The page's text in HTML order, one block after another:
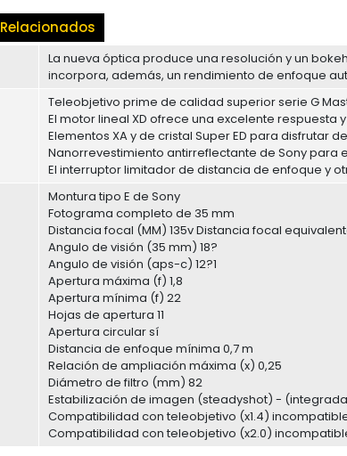
Relacionados
La nueva óptica produce una resolución y un
incorpora, además, un rendimiento de enfoque
Teleobjetivo prime de calidad superior serie G
El motor lineal XD ofrece una excelente
Elementos XA y de cristal Super ED para disfrutar
Nanorrevestimiento antirreflectante de Sony para
El interruptor limitador de distancia de enfoque y
Montura tipo E de Sony
Fotograma completo de 35 mm
Distancia focal (MM) 135v Distancia focal
Angulo de visión (35 mm) 18?
Angulo de visión (aps-c) 12?1
Apertura máxima (f) 1,8
Apertura mínima (f) 22
Hojas de apertura 11
Apertura circular sí
Distancia de enfoque mínima 0,7 m
Relación de ampliación máxima (x) 0,25
Diámetro de filtro (mm) 82
Estabilización de imagen (steadyshot) -
Compatibilidad con teleobjetivo (x1.4)
Compatibilidad con teleobjetivo (x2.0)